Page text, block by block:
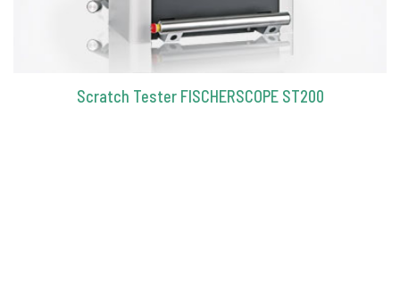
Scratch Tester FISCHERSCOPE ST200